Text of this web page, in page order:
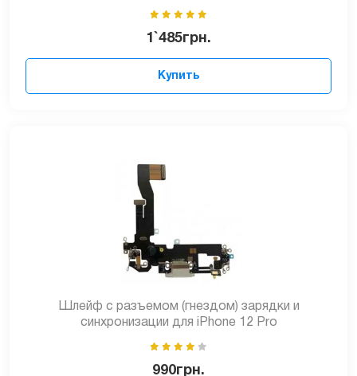
1`485грн.
Купить
Шлейф с разъемом (гнездом) зарядки и
синхронизации для iPhone 12 Pro
990грн.